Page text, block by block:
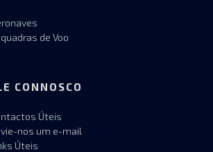
de Voo
CONNOSCO
Úteis
nos um e-mail
Úteis